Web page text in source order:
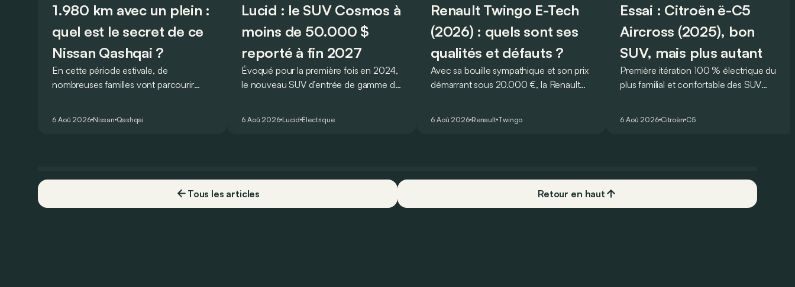
1.980 km avec un plein :
quel est le secret de ce
Nissan Qashqai ?
En cette période estivale, de
nombreuses familles vont parcourir
Qashqai e-Power, il serait possible de
vrai ?
6 Aoû 2026 Nissan Qashqai
Lucid : le SUV Cosmos à
moins de 50.000 $
reporté à fin 2027
Évoqué pour la première fois en 2024,
le nouveau SUV d’entrée de gamme de
6 Aoû 2026 Lucid Électrique
Renault Twingo E-Tech
(2026) : quels sont ses
qualités et défauts ?
Avec sa bouille sympathique et son prix
démarrant sous 20.000 €, la Renault
séduisantes du moment. Mais est-ce
6 Aoû 2026 Renault Twingo
Essai : Citroën ë-C5
Aircross (2025), bon
SUV, mais plus autant
Première itération 100 % électrique du
plus familial et confortable des SUV
6 Aoû 2026 Citroën C5
Tous les articles Retour en haut